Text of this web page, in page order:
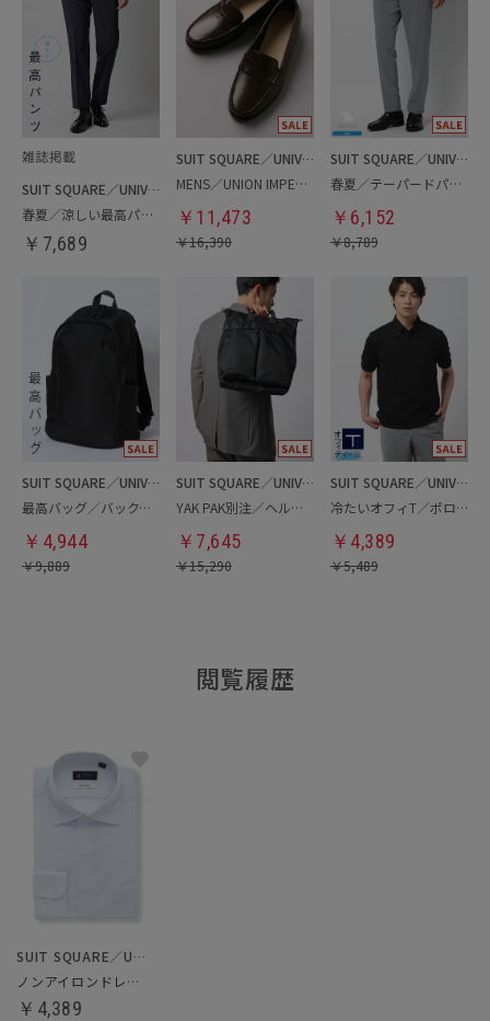
SUIT SQUARE／UNIVERSAL LANGUAGE
春夏／涼しい最高パンツ
￥ 7,689
SUIT SQUARE／UNIVERSAL LANGUAGE
MENS／UNION IMPERIAL監修／コインローファー
￥ 11,473
￥16,390
SUIT SQUARE／UNIVERSAL LANGUAGE
春夏／テーパードパンツ
￥ 6,152
￥8,789
SUIT SQUARE／UNIVERSAL LANGUAGE
最高バッグ／バックパック
￥ 4,944
￥9,889
SUIT SQUARE／UNIVERSAL LANGUAGE
YAK PAK別注／ヘルメットバッグ
￥ 7,645
￥15,290
SUIT SQUARE／UNIVERSAL LANGUAGE
冷たいオフィT／ポロシャツ
￥ 4,389
￥5,489
閲覧履歴
SUIT SQUARE／UNIVERSAL LANGUAGE
ノンアイロンドレスシャツ
￥4,389